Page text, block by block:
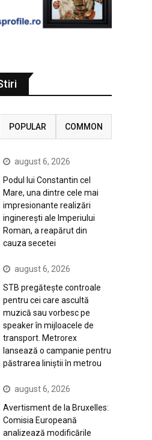
POPULAR COMMON
august 6, 2026
Podul lui Constantin cel
Mare, una dintre cele mai
impresionante realizări
inginerești ale Imperiului
Roman, a reapărut din
cauza secetei
august 6, 2026
STB pregătește controale
pentru cei care ascultă
muzică sau vorbesc pe
speaker în mijloacele de
transport. Metrorex
lansează o campanie pentru
păstrarea liniștii în metrou
august 6, 2026
Avertisment de la Bruxelles:
Comisia Europeană
analizează modificările